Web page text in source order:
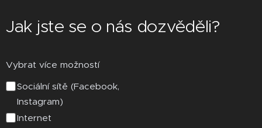
Jak jste se o nás dozvěděli?
Vybrat více možností
Sociální sítě (Facebook,
Instagram)
Internet